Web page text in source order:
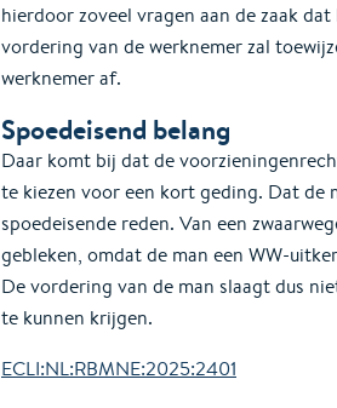
hierdoor zoveel vragen aan de zaak
vordering van de werknemer zal
werknemer af.
Spoedeisend belang
Daar komt bij dat de
te kiezen voor een kort geding. Dat de
spoedeisende reden. Van een
gebleken, omdat de man een WW-
De vordering van de man slaagt dus
te kunnen krijgen.
ECLI:NL:RBMNE:2025:2401